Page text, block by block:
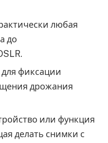
любая
до
фиксации
дрожания
или функция
делать снимки с